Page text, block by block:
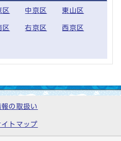
区 中京区 東山区
区 右京区 西京区
の取扱い
トマップ